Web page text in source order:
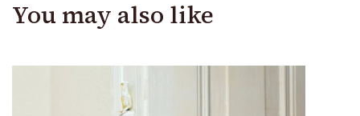
You may also like